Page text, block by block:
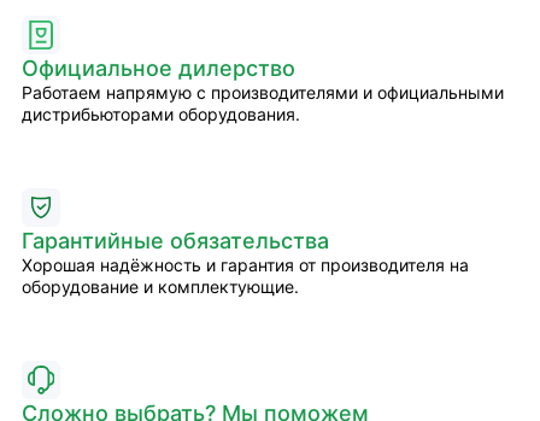
Официальное дилерство
Работаем напрямую с производителями и официальными
дистрибьюторами оборудования.
Гарантийные обязательства
Хорошая надёжность и гарантия от производителя на
оборудование и комплектующие.
Сложно выбрать? Мы поможем